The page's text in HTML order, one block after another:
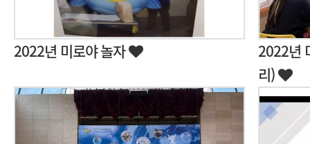
2022년 미로야 놀자
2022년
리)